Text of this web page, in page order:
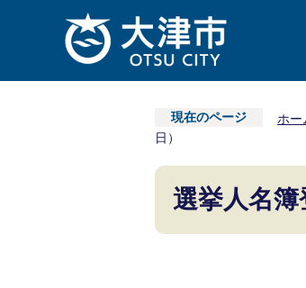
現在のページ ホー
日）
選挙人名簿